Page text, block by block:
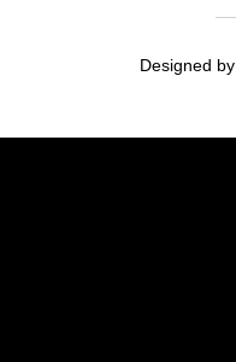
Designed by